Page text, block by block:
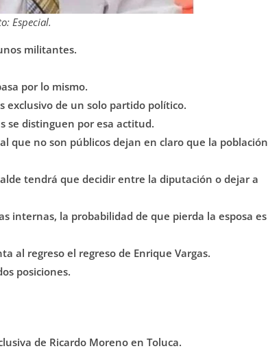
Especial.
militantes.
por lo mismo.
exclusivo de un solo partido político.
se distinguen por esa actitud.
que no son públicos dejan en claro que la población
tendrá que decidir entre la diputación o dejar a
internas, la probabilidad de que pierda la esposa es
al regreso el regreso de Enrique Vargas.
posiciones.
de Ricardo Moreno en Toluca.